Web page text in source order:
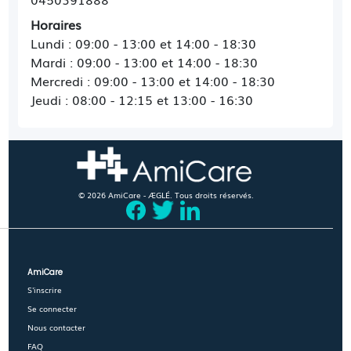
Horaires
Lundi : 09:00 - 13:00 et 14:00 - 18:30
Mardi : 09:00 - 13:00 et 14:00 - 18:30
Mercredi : 09:00 - 13:00 et 14:00 - 18:30
Jeudi : 08:00 - 12:15 et 13:00 - 16:30
© 2026 AmiCare - ÆGLÉ. Tous droits réservés.
AmiCare
S'inscrire
Se connecter
Nous contacter
FAQ